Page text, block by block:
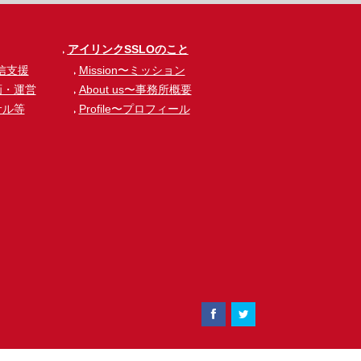
支援
運営
等
アイリンクSSLOのこと
Mission〜ミッション
About us〜事務所概要
Profile〜プロフィール